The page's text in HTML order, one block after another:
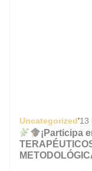
Uncategorized 13
¡Participa